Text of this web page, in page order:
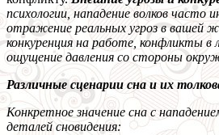
психологии, нападение волков часто
отражение реальных угроз в вашей
конкуренция на работе, конфликты в
ощущение давления со стороны
Различные сценарии сна и их
Конкретное значение сна с
деталей сновидения: